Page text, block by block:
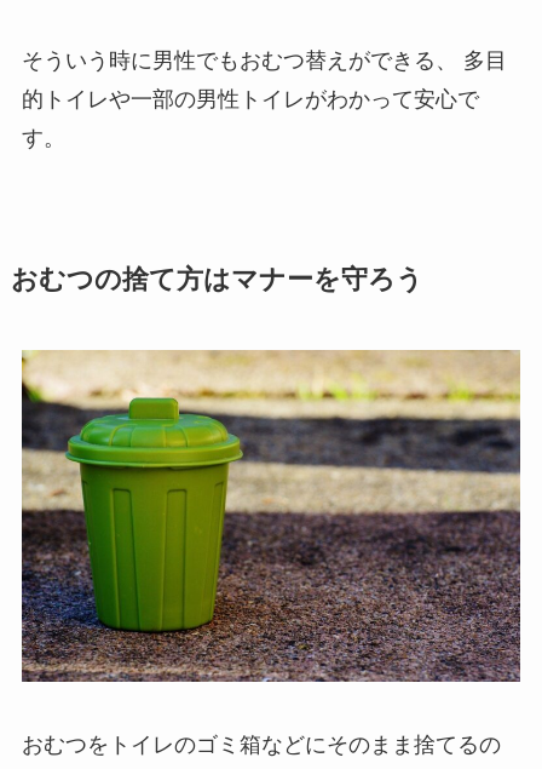
そういう時に男性でもおむつ替えができる、
多目
的トイレや一部の男性トイレがわかって安心で
す。
おむつの捨て方はマナーを守ろう
おむつをトイレのゴミ箱などにそのまま捨てるの